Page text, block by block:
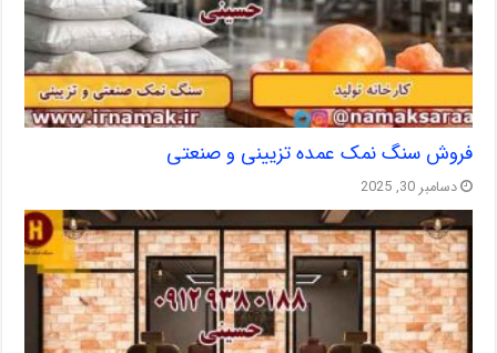
فروش سنگ نمک عمده تزیینی و صنعتی
دسامبر 30, 2025